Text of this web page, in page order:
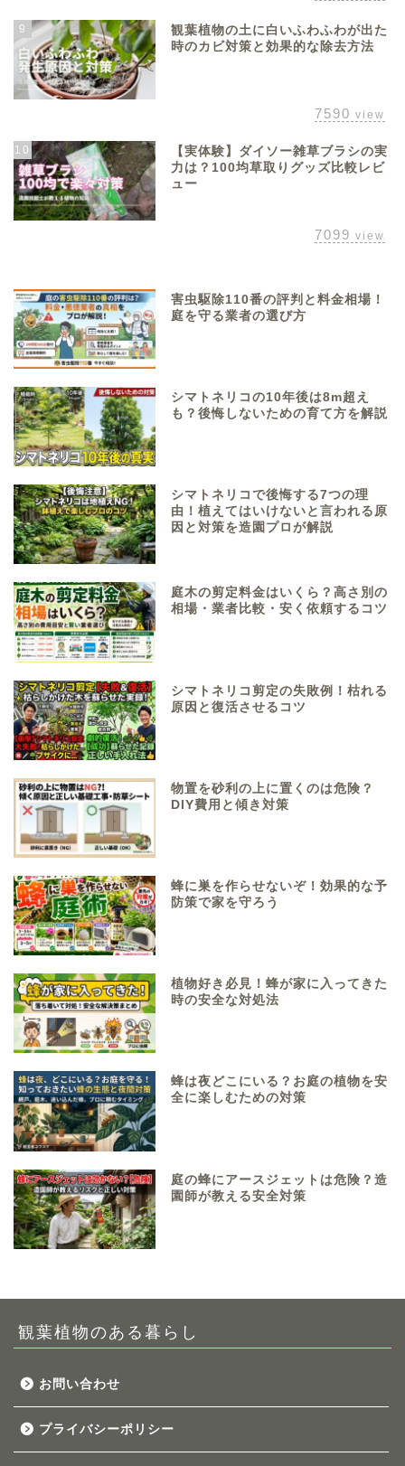
9
観葉植物の土に白いふわふわが出た
時のカビ対策と効果的な除去方法
7590 view
10
【実体験】ダイソー雑草ブラシの実
力は？100均草取りグッズ比較レビ
ュー
7099 view
害虫駆除110番の評判と料金相場！
庭を守る業者の選び方
シマトネリコの10年後は8m超え
も？後悔しないための育て方を解説
シマトネリコで後悔する7つの理
由！植えてはいけないと言われる原
因と対策を造園プロが解説
庭木の剪定料金はいくら？高さ別の
相場・業者比較・安く依頼するコツ
シマトネリコ剪定の失敗例！枯れる
原因と復活させるコツ
物置を砂利の上に置くのは危険？
DIY費用と傾き対策
蜂に巣を作らせないぞ！効果的な予
防策で家を守ろう
植物好き必見！蜂が家に入ってきた
時の安全な対処法
蜂は夜どこにいる？お庭の植物を安
全に楽しむための対策
庭の蜂にアースジェットは危険？造
園師が教える安全対策
観葉植物のある暮らし
お問い合わせ
プライバシーポリシー